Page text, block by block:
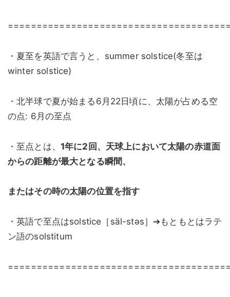
・夏至を英語で言うと、summer solstice(冬至は
winter solstice)
・北半球で夏が始まる6月22日頃に、太陽が占める空
の点: 6月の至点
・至点とは、 1年に2回、天球上において太陽の赤道面
からの距離が最大となる瞬間、
またはその時の太陽の位置を指す
・英語で至点はsolstice［säl-stəs］➔もともとはラテ
ン語のsolstitum